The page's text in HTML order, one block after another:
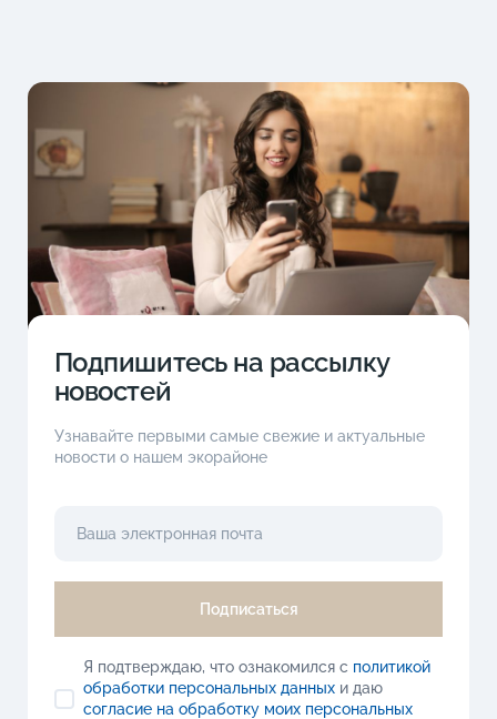
Подпишитесь на рассылку
новостей
Узнавайте первыми самые свежие и актуальные
новости о нашем экорайоне
Подписаться
Я подтверждаю, что ознакомился с политикой
обработки персональных данныхи даю
согласие на обработку моих персональных